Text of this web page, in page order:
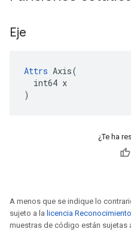
Eje
Attrs Axis(
  int64 x
)
¿Te ha
A menos que se indique lo
sujeto a la licencia
muestras de código están sujetas